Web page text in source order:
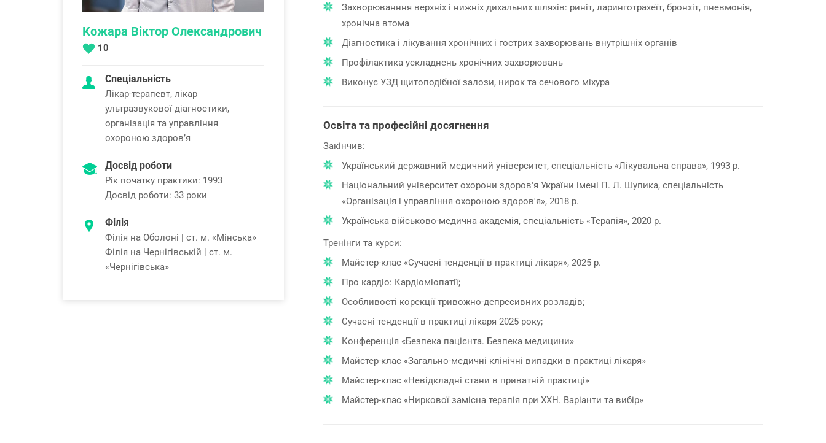
Кожара Віктор Олександрович
10
Спеціальність
Лікар-терапевт, лікар
ультразвукової діагностики,
організація та управління
охороною здоровʼя
Досвід роботи
Рік початку практики: 1993
Досвід роботи: 33 роки
Філія
Філія на Оболоні | ст. м. «Мінська»
Філія на Чернігівській | ст. м.
«Чернігівська»
Захворюванння верхніх і нижніх дихальних шляхів: риніт, ларинготрахеїт, бронхіт, пневмонія,
хронічна втома
Діагностика і лікування хронічних і гострих захворювань внутрішніх органів
Профілактика ускладнень хронічних захворювань
Виконує УЗД щитоподібної залози, нирок та сечового міхура
Освіта та професійні досягнення
Закінчив:
Український державний медичний університет, спеціальність «Лікувальна справа», 1993 р.
Національний університет охорони здоров'я України імені П. Л. Шупика, спеціальність
«Організація і управління охороною здоров'я», 2018 р.
Українська військово-медична академія, спеціальність «Терапія», 2020 р.
Тренінги та курси:
Майстер-клас «Сучасні тенденції в практиці лікаря», 2025 р.
Про кардіо: Кардіоміопатії;
Особливості корекції тривожно-депресивних розладів;
Сучасні тенденції в практиці лікаря 2025 року;
Конференція «Безпека пацієнта. Безпека медицини»
Майстер-клас «Загально-медичні клінічні випадки в практиці лікаря»
Майстер-клас «Невідкладні стани в приватній практиці»
Майстер-клас «Ниркової замісна терапія при ХХН. Варіанти та вибір»